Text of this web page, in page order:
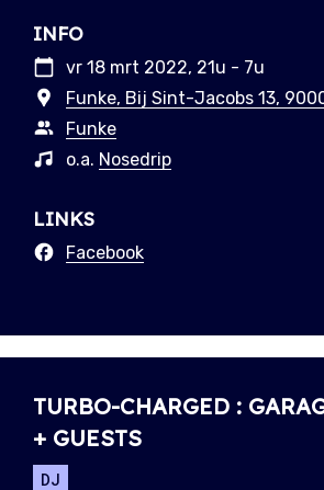
INFO
vr 18 mrt 2022, 21u - 7u
Funke, Bij Sint-Jacobs 13,
Funke
o.a. Nosedrip
LINKS
Facebook
TURBO-CHARGED :
+ GUESTS
DJ